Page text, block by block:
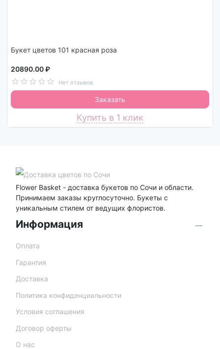
Букет цветов 101 красная роза
20890.00 ₽
Нет отзывов
Заказать
Купить в 1 клик
Flower Basket - доставка букетов по Сочи и области.
Принимаем заказы круглосуточно. Букеты с
уникальным стилем от ведущих флористов.
Информация
Оплата
Гарантия
Доставка
Политика конфиденциальности
Условия соглашения
Договор оферты
О нас